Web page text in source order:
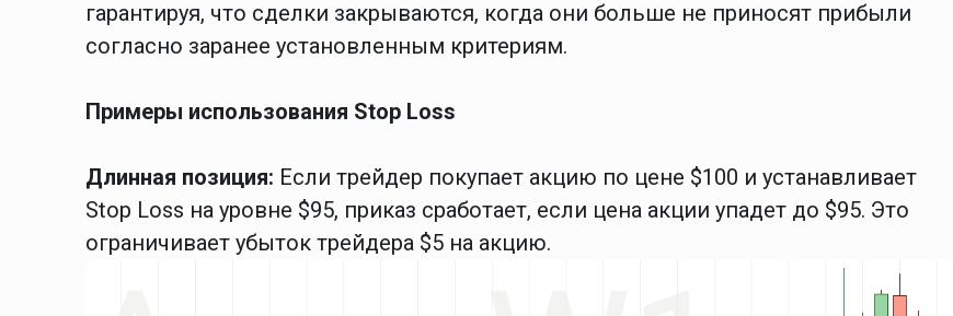
гарантируя, что сделки закрываются, когда они больше не приносят прибыли
согласно заранее установленным критериям.
Примеры использования Stop Loss
Длинная позиция: Если трейдер покупает акцию по цене $100 и устанавливает
Stop Loss на уровне $95, приказ сработает, если цена акции упадет до $95. Это
ограничивает убыток трейдера $5 на акцию.